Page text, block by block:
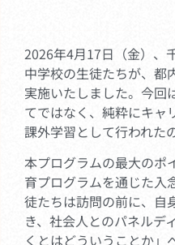
2026年4月17日（金）、
中学校の生徒たちが、都
実施いたしました。今回
てではなく、純粋にキャ
課外学習として行われた
本プログラムの最大のポ
育プログラムを通じた入
徒たちは訪問の前に、自
き、社会人とのパネルデ
くとはどういうことか」